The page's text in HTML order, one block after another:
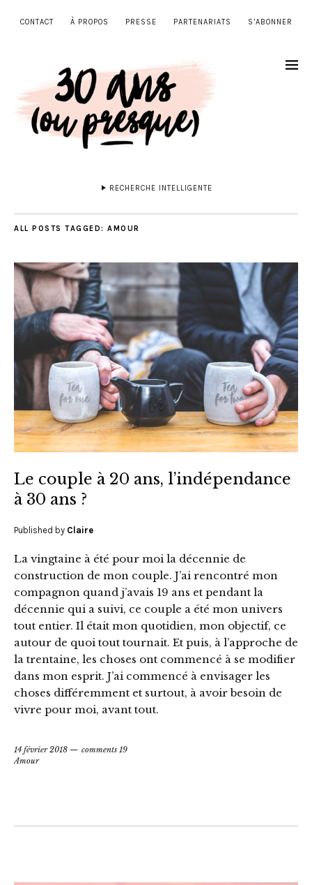
CONTACT À PROPOS PRESSE PARTENARIATS S’ABONNER
RECHERCHE INTELLIGENTE
ALL POSTS TAGGED: AMOUR
Le couple à 20 ans, l’indépendance
à 30 ans ?
Published by Claire
La vingtaine à été pour moi la décennie de
construction de mon couple. J’ai rencontré mon
compagnon quand j’avais 19 ans et pendant la
décennie qui a suivi, ce couple a été mon univers
tout entier. Il était mon quotidien, mon objectif, ce
autour de quoi tout tournait. Et puis, à l’approche de
la trentaine, les choses ont commencé à se modifier
dans mon esprit. J’ai commencé à envisager les
choses différemment et surtout, à avoir besoin de
vivre pour moi, avant tout.
14 février 2018
comments 19
Amour